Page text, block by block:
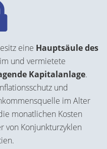
eine Hauptsäule des
und vermietete
Kapitalanlage.
und
im Alter
monatlichen Kosten
von Konjunkturzyklen